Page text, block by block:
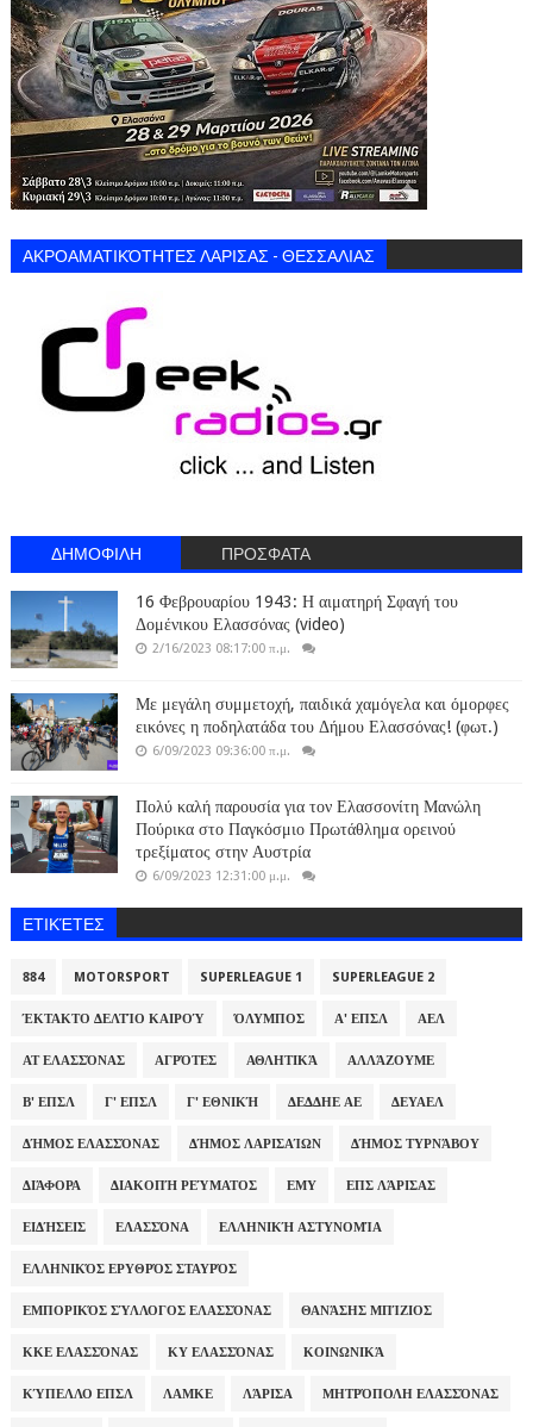
ΑΚΡΟΑΜΑΤΙΚΌΤΗΤΕΣ ΛΑΡΙΣΑΣ - ΘΕΣΣΑΛΙΑΣ
ΔΗΜΟΦΙΛΗ ΠΡΟΣΦΑΤΑ
16 Φεβρουαρίου 1943: Η αιματηρή Σφαγή του
Δομένικου Ελασσόνας (video)
2/16/2023 08:17:00 π.μ.
Με μεγάλη συμμετοχή, παιδικά χαμόγελα και όμορφες
εικόνες η ποδηλατάδα του Δήμου Ελασσόνας! (φωτ.)
6/09/2023 09:36:00 π.μ.
Πολύ καλή παρουσία για τον Ελασσονίτη Μανώλη
Πούρικα στο Παγκόσμιο Πρωτάθλημα ορεινού
τρεξίματος στην Αυστρία
6/09/2023 12:31:00 μ.μ.
ΕΤΙΚΈΤΕΣ
884 MOTORSPORT SUPERLEAGUE 1 SUPERLEAGUE 2
ΈΚΤΑΚΤΟ ΔΕΛΤΊΟ ΚΑΙΡΟΎ ΌΛΥΜΠΟΣ Α' ΕΠΣΛ ΑΕΛ
ΑΤ ΕΛΑΣΣΌΝΑΣ ΑΓΡΌΤΕΣ ΑΘΛΗΤΙΚΆ ΑΛΛΆΖΟΥΜΕ
Β' ΕΠΣΛ Γ' ΕΠΣΛ Γ' ΕΘΝΙΚΉ ΔΕΔΔΗΕ ΑΕ ΔΕΥΑΕΛ
ΔΉΜΟΣ ΕΛΑΣΣΌΝΑΣ ΔΉΜΟΣ ΛΑΡΙΣΑΊΩΝ ΔΉΜΟΣ ΤΥΡΝΆΒΟΥ
ΔΙΆΦΟΡΑ ΔΙΑΚΟΠΉ ΡΕΎΜΑΤΟΣ ΕΜΥ ΕΠΣ ΛΆΡΙΣΑΣ
ΕΙΔΉΣΕΙΣ ΕΛΑΣΣΌΝΑ ΕΛΛΗΝΙΚΉ ΑΣΤΥΝΟΜΊΑ
ΕΛΛΗΝΙΚΌΣ ΕΡΥΘΡΌΣ ΣΤΑΥΡΌΣ
ΕΜΠΟΡΙΚΌΣ ΣΎΛΛΟΓΟΣ ΕΛΑΣΣΌΝΑΣ ΘΑΝΆΣΗΣ ΜΠΊΖΙΟΣ
ΚΚΕ ΕΛΑΣΣΌΝΑΣ ΚΥ ΕΛΑΣΣΌΝΑΣ ΚΟΙΝΩΝΙΚΆ
ΚΎΠΕΛΛΟ ΕΠΣΛ ΛΑΜΚΕ ΛΆΡΙΣΑ ΜΗΤΡΌΠΟΛΗ ΕΛΑΣΣΌΝΑΣ